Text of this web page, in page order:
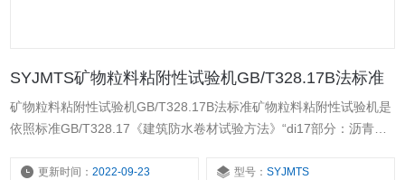
SYJMTS矿物粒料粘附性试验机GB/T328.17B法标准
矿物粒料粘附性试验机GB/T328.17B法标准矿物粒料粘附性试验机是
依照标准GB/T328.17《建筑防水卷材试验方法》“di17部分：沥青防
下，将被测矿物卷材试件刷洗至标准要求，以备矿物料粘附性的测
更新时间：2022-09-23 型号：SYJMTS